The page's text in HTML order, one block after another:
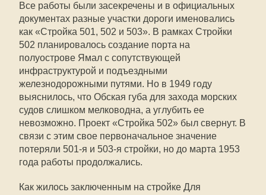
Все работы были засекречены и в официальных
документах разные участки дороги именовались
как «Стройка 501, 502 и 503». В рамках Стройки
502 планировалось создание порта на
полуострове Ямал с сопутствующей
инфраструктурой и подъездными
железнодорожными путями. Но в 1949 году
выяснилось, что Обская губа для захода морских
судов слишком мелководна, а углубить ее
невозможно. Проект «Стройка 502» был свернут. В
связи с этим свое первоначальное значение
потеряли 501-я и 503-я стройки, но до марта 1953
года работы продолжались.
Как жилось заключенным на стройке Для